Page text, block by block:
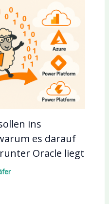
ins
es darauf
Oracle liegt